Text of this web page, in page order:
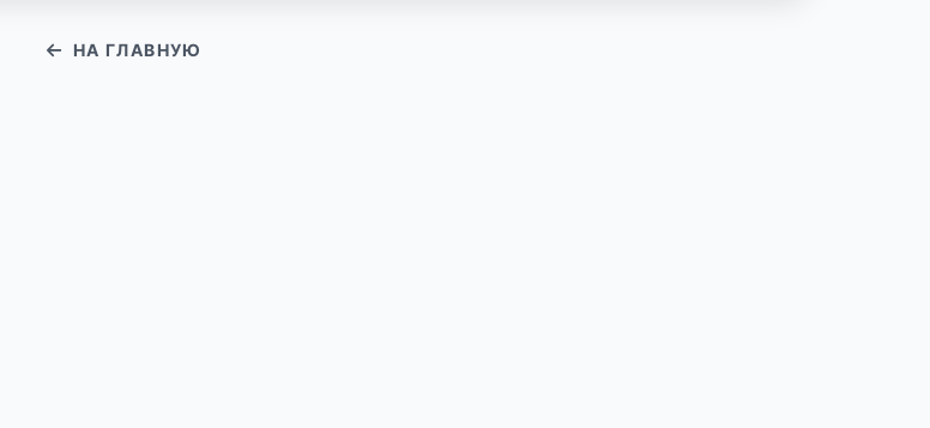
НА ГЛАВНУЮ